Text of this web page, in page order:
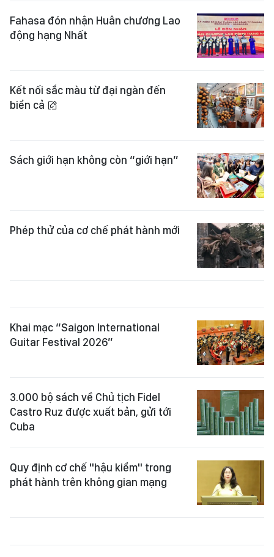
Fahasa đón nhận Huân chương Lao
động hạng Nhất
Kết nối sắc màu từ đại ngàn đến
biển cả
Sách giới hạn không còn “giới hạn”
Phép thử của cơ chế phát hành mới
Khai mạc “Saigon International
Guitar Festival 2026”
3.000 bộ sách về Chủ tịch Fidel
Castro Ruz được xuất bản, gửi tới
Cuba
Quy định cơ chế "hậu kiểm" trong
phát hành trên không gian mạng